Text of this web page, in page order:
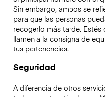
Sin embargo, ambos se
para que las personas
recogerlo más tarde.
llamen a la consigna de
tus pertenencias.
Seguridad
A diferencia de otros